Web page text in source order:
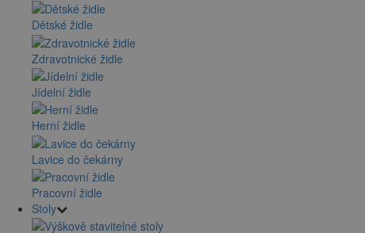
Dětské židle
Zdravotnické židle
Jídelní židle
Herní židle
Lavice do čekárny
Pracovní židle
Stoly